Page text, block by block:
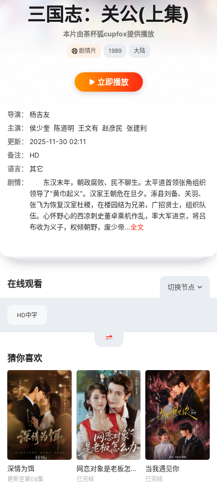
三国志：关公(上集)
本片由茶杯狐cupfox提供播放
剧情片 1989 大陆
立即播放
导演：
杨吉友
主演：
侯少奎 陈道明 王文有 赵彦民 张建利
更新：
2025-11-30 02:11
备注：
HD
语言：
其它
剧情：
东汉末年，朝政腐败、民不聊生。太平道首领张角组织
领导了"黄巾起义"。汉家王朝危在旦夕。涿县刘备、关羽、
张飞为恢复汉室杜稷，在楼园结为兄弟，广招贤士，组织队
伍。心怀野心的西凉刺史董卓乘机作乱，率大军进京，将吕
布收为义子，权倾朝野，废少帝...全文
在线观看 切换节点
HD中字
猜你喜欢
深情为饵
更新至第08集
网恋对象是老板怎么办
已完结
当我遇见你
已完结